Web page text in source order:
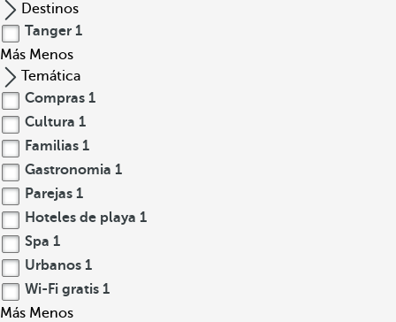
Destinos
Tanger 1
Más Menos
Temática
Compras 1
Cultura 1
Familias 1
Gastronomia 1
Parejas 1
Hoteles de playa 1
Spa 1
Urbanos 1
Wi-Fi gratis 1
Más Menos